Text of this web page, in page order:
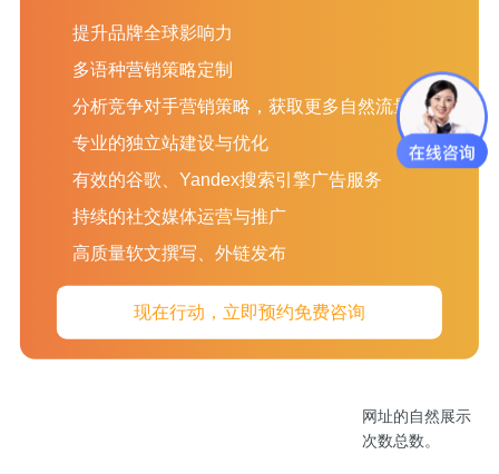
每个网址排名的
第一页关键字总
数。
网址的目标关键
网址的自然展示
次数总数。
提升品牌全球影响力
多语种营销策略定制
分析竞争对手营销策略，获取更多自然流量
专业的独立站建设与优化
有效的谷歌、Yandex搜索引擎广告服务
持续的社交媒体运营与推广
高质量软文撰写、外链发布
现在行动，立即预约免费咨询